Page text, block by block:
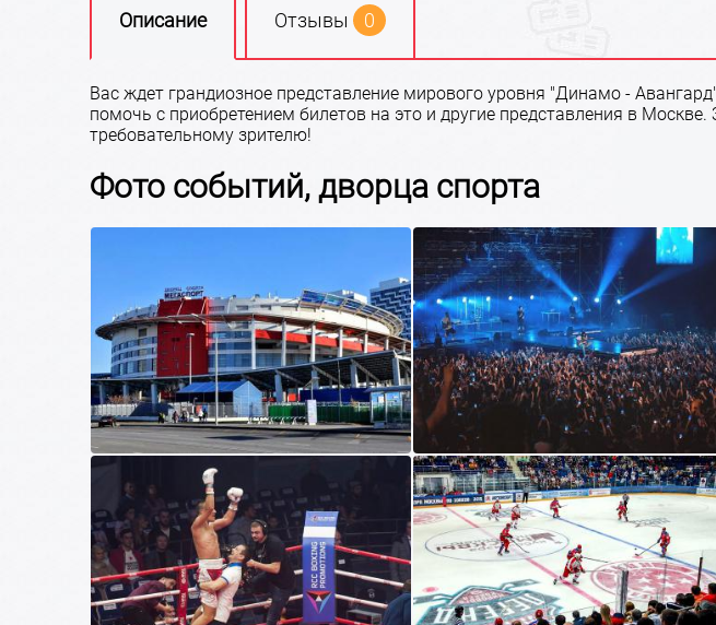
Описание Отзывы 0
Вас ждет грандиозное представление мирового уровня "Динамо -
помочь с приобретением билетов на это и другие представления в
требовательному зрителю!
Фото событий, дворца спорта